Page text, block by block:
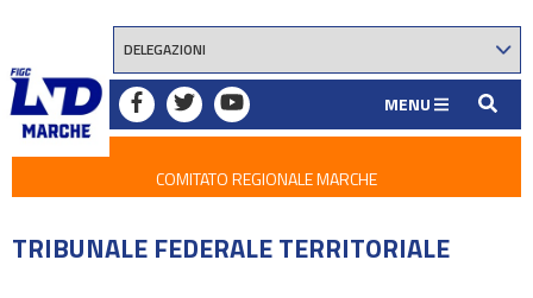
MENU
COMITATO REGIONALE MARCHE
TRIBUNALE FEDERALE TERRITORIALE